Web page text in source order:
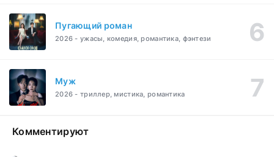
Пугающий роман
2026 - ужасы, комедия, романтика, фэнтези
Муж
2026 - триллер, мистика, романтика
Комментируют